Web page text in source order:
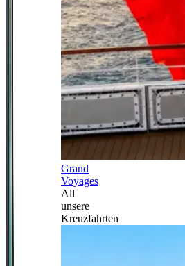
Grand
Voyages
All
unsere
Kreuzfahrten